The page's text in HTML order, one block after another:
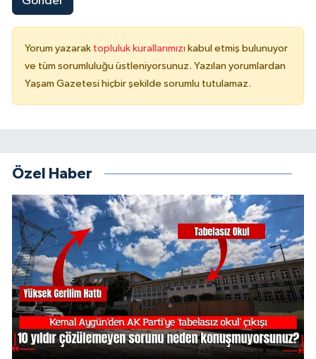
Yorum yazarak topluluk kurallarımızı kabul etmiş bulunuyor
ve tüm sorumluluğu üstleniyorsunuz. Yazılan yorumlardan
Yaşam Gazetesi hiçbir şekilde sorumlu tutulamaz.
Özel Haber